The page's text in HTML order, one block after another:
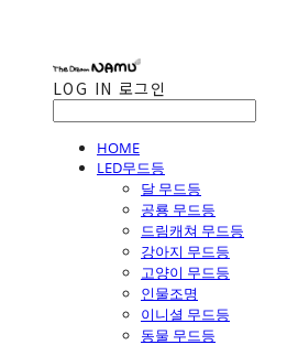
LOG IN 로그인
HOME
LED무드등
달 무드등
공룡 무드등
드림캐쳐 무드등
강아지 무드등
고양이 무드등
인물조명
이니셜 무드등
동물 무드등